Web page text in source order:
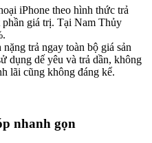
iPhone theo hình thức trả
phần giá trị. Tại Nam Thủy
trả ngay toàn bộ giá sản
dụng dế yêu và trả dần, không
lãi cũng không đáng kể.
nhanh gọn